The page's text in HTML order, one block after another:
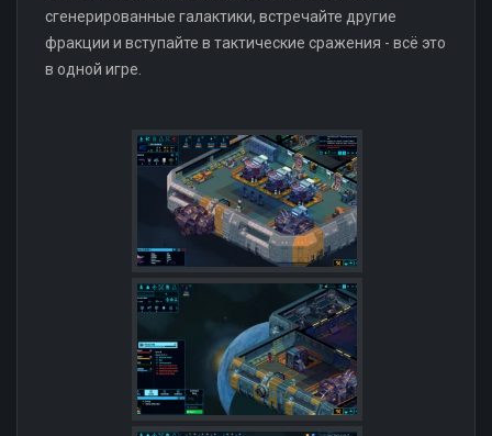
сгенерированные галактики, встречайте другие
фракции и вступайте в тактические сражения - всё это
в одной игре.